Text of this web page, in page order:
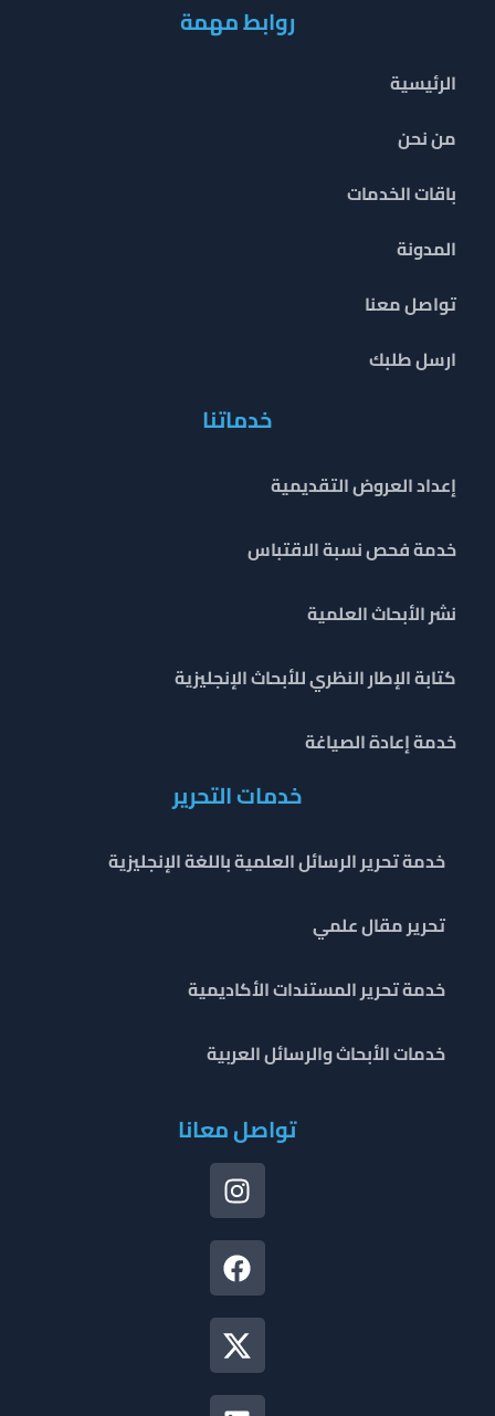
روابط مهمة
الرئيسية
من نحن
باقات الخدمات
المدونة
تواصل معنا
ارسل طلبك
خدماتنا
إعداد العروض التقديمية
خدمة فحص نسبة الاقتباس
نشر الأبحاث العلمية
كتابة الإطار النظري للأبحاث الإنجليزية
خدمة إعادة الصياغة
خدمات التحرير
خدمة تحرير الرسائل العلمية باللغة الإنجليزية
تحرير مقال علمي
خدمة تحرير المستندات الأكاديمية
خدمات الأبحاث والرسائل العربية
تواصل معانا